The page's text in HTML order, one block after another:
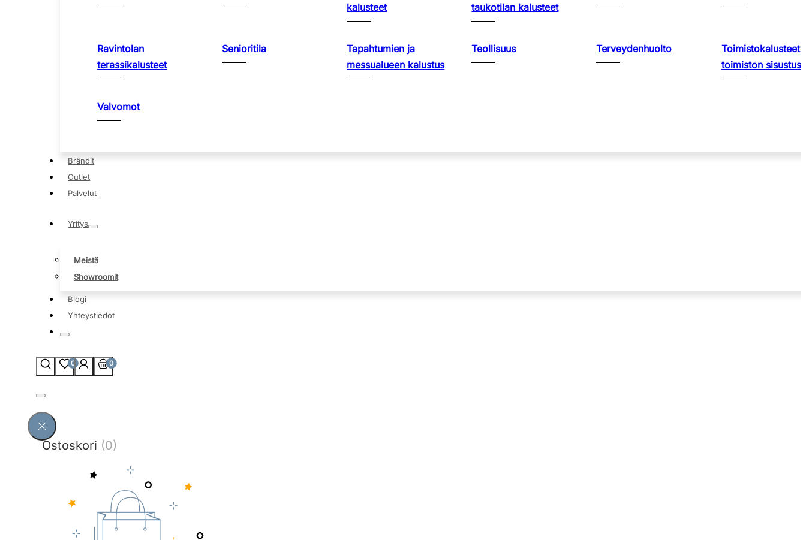
kalusteet
taukotilan kalusteet
Ravintolan
terassikalusteet
Senioritila
Tapahtumien ja
messualueen kalustus
Teollisuus Terveydenhuolto
Toimistokalusteet
toimiston sisustus
Valvomot
Brändit
Outlet
Palvelut
Yritys
Meistä
Showroomit
Blogi
Yhteystiedot
0 0
Ostoskori (0)